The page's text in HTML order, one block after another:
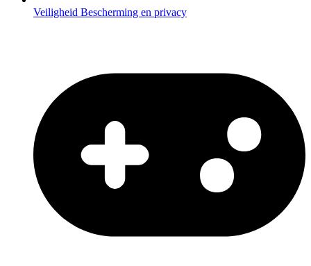
Veiligheid Bescherming en privacy